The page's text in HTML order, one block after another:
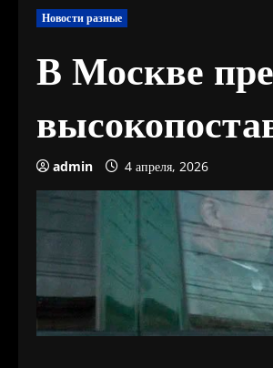
Новости разные
В Москве
admin 4 апреля, 2026